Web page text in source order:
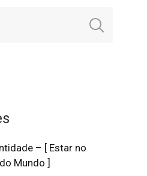
– [ Estar no
Mundo ]